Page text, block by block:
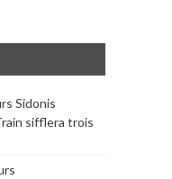
Sidonis
sifflera trois